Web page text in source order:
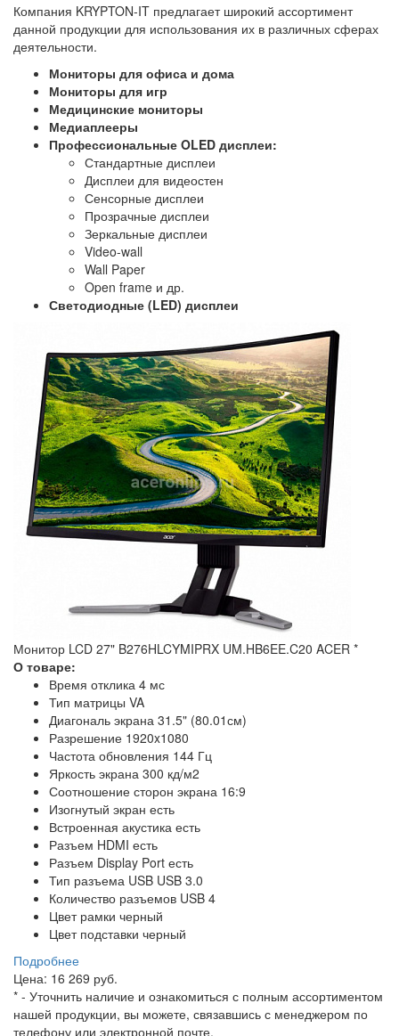
Компания KRYPTON-IT предлагает широкий ассортимент
данной продукции для использования их в различных сферах
деятельности.
Мониторы для офиса и дома
Мониторы для игр
Медицинские мониторы
Медиаплееры
Профессиональные OLED дисплеи:
Стандартные дисплеи
Дисплеи для видеостен
Сенсорные дисплеи
Прозрачные дисплеи
Зеркальные дисплеи
Video-wall
Wall Paper
Open frame и др.
Светодиодные (LED) дисплеи
Монитор LCD 27" B276HLCYMIPRX UM.HB6EE.C20 ACER *
О товаре:
Время отклика 4 мс
Тип матрицы VA
Диагональ экрана 31.5" (80.01см)
Разрешение 1920x1080
Частота обновления 144 Гц
Яркость экрана 300 кд/м2
Соотношение сторон экрана 16:9
Изогнутый экран есть
Встроенная акустика есть
Разъем HDMI есть
Разъем Display Port есть
Тип разъема USB USB 3.0
Количество разъемов USB 4
Цвет рамки черный
Цвет подставки черный
Подробнее
Цена: 16 269 руб.
* - Уточнить наличие и ознакомиться с полным ассортиментом
нашей продукции, вы можете, связавшись с менеджером по
телефону или электронной почте.